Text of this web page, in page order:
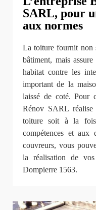
SARL, pour
aux normes
La toiture fournit non
bâtiment, mais
habitat contre les
important de la
laissé de coté. Pour
Rénov SARL
toiture soit à la
compétences et aux
couvreurs, vous
la réalisation de
Dompierre 1563.